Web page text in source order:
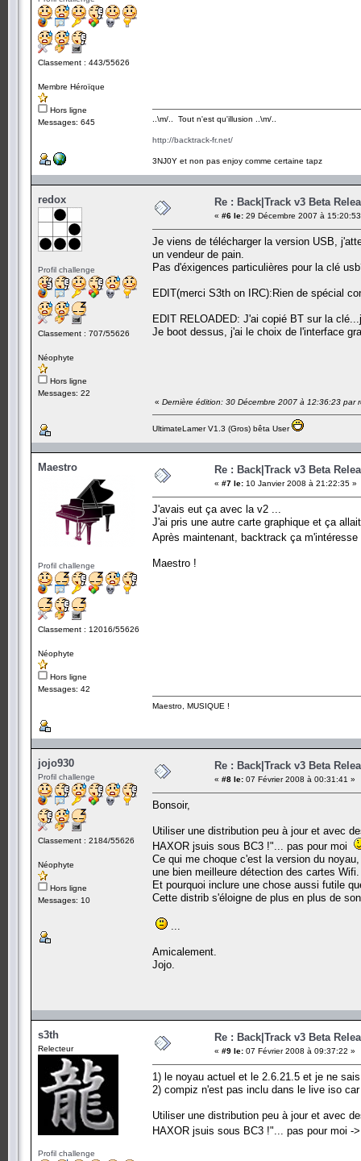
Classement : 443/55626
Membre Héroïque
Hors ligne
Messages: 645
..\m/.. Tout n'est qu'illusion ..\m/..
http://backtrack-fr.net/
3NJ0Y et non pas enjoy comme certaine tapz
redox
Profil challenge
Classement : 707/55626
Néophyte
Hors ligne
Messages: 22
Re : Back|Track v3 Beta
« #6 le: 29 Décembre 2007 à
Je viens de télécharger la version USB,
un vendeur de pain.
Pas d'éxigences particulières pour la clé
EDIT(merci S3th on IRC):Rien de spécial
EDIT RELOADED: J'ai copié BT sur la
Je boot dessus, j'ai le choix de l'interface
« Dernière édition: 30 Décembre 2007 à 12:36:23 par
UltimateLamer V1.3 (Gros) bêta User
Maestro
Profil challenge
Classement : 12016/55626
Néophyte
Hors ligne
Messages: 42
Re : Back|Track v3 Beta
« #7 le: 10 Janvier 2008 à 21:22:35 »
J'avais eut ça avec la v2 ...
J'ai pris une autre carte graphique et ça
Après maintenant, backtrack ça
Maestro !
Maestro, MUSIQUE !
jojo930
Profil challenge
Classement : 2184/55626
Néophyte
Hors ligne
Messages: 10
Re : Back|Track v3 Beta
« #8 le: 07 Février 2008 à 00:31:41 »
Bonsoir,
Utiliser une distribution peu à jour et avec
HAXOR jsuis sous BC3 !"... pas pour moi
Ce qui me choque c'est la version du
une bien meilleure détection des cartes Wifi.
Et pourquoi inclure une chose aussi futile
Cette distrib s'éloigne de plus en plus de
Amicalement.
Jojo.
s3th
Relecteur
Profil challenge
Re : Back|Track v3 Beta
« #9 le: 07 Février 2008 à 09:37:22 »
1) le noyau actuel et le 2.6.21.5 et je ne
2) compiz n'est pas inclu dans le live iso
Utiliser une distribution peu à jour et avec
HAXOR jsuis sous BC3 !"... pas pour moi